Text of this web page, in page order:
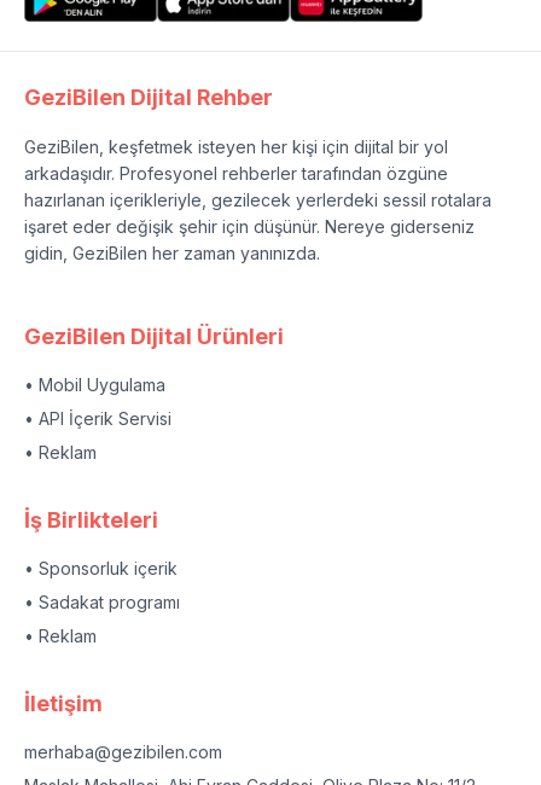
GeziBilen Dijital Rehber
GeziBilen, keşfetmek isteyen her kişi için dijital bir yol
arkadaşıdır. Profesyonel rehberler tarafından özgüne
hazırlanan içerikleriyle, gezilecek yerlerdeki sessil rotalara
işaret eder değişik şehir için düşünür. Nereye giderseniz
gidin, GeziBilen her zaman yanınızda.
GeziBilen Dijital Ürünleri
• Mobil Uygulama
• API İçerik Servisi
• Reklam
İş Birlikteleri
• Sponsorluk içerik
• Sadakat programı
• Reklam
İletişim
merhaba@gezibilen.com